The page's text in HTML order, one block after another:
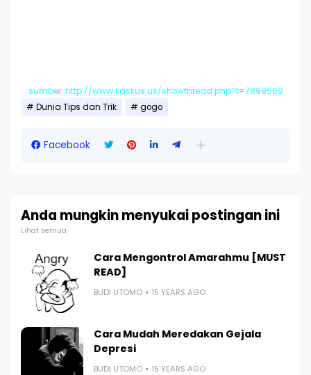
sumber :http://www.kaskus.us/showthread.php?t=7899569
Dunia Tips dan Trik
gogo
Facebook
Anda mungkin menyukai postingan ini
Lihat semua
Cara Mengontrol Amarahmu [MUST
READ]
BUDI UTOMO 15 YEARS AGO
Cara Mudah Meredakan Gejala
Depresi
BUDI UTOMO 15 YEARS AGO